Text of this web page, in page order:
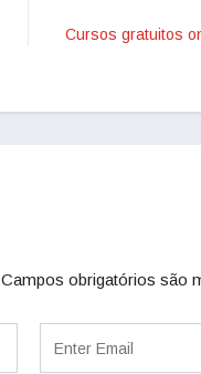
Cursos gratuitos
Campos obrigatórios são